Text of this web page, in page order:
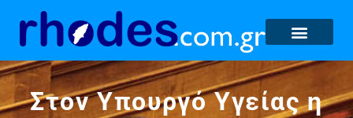
Στον Υπουργό Υγείας η